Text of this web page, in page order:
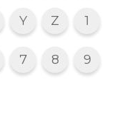
Y Z 1
7 8 9